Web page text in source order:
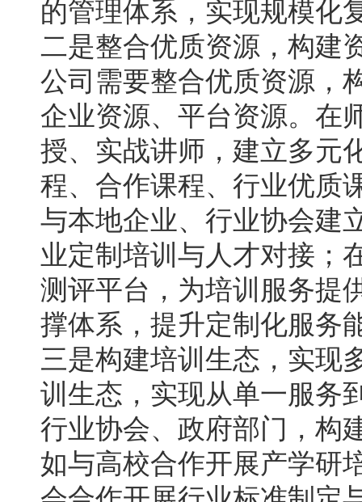
的管理体系，实现规模化
二是整合优质资源，构建
公司需要整合优质资源，
企业资源、平台资源。在
授、实战讲师，建立多元
程、合作课程、行业优质
与本地企业、行业协会建
业定制培训与人才对接；
测评平台，为培训服务提
撑体系，提升定制化服务
三是构建培训生态，实现
训生态，实现从单一服务
行业协会、政府部门，构
如与高校合作开展产学研